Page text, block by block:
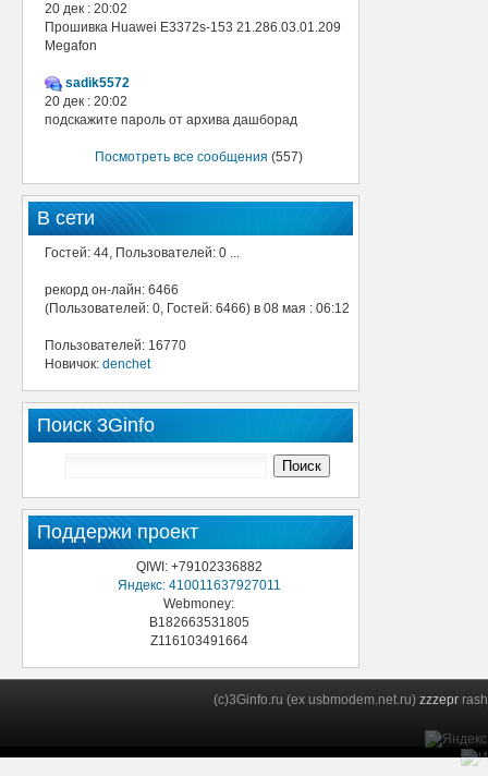
20 дек : 20:02
Прошивка Huawei E3372s-153 21.286.03.01.209
Megafon
sadik5572
20 дек : 20:02
подскажите пароль от архива дашборад
Посмотреть все сообщения (557)
В сети
Гостей: 44, Пользователей: 0 ...
рекорд он-лайн: 6466
(Пользователей: 0, Гостей: 6466) в 08 мая : 06:12
Пользователей: 16770
Новичок: denchet
Поиск 3Ginfo
Поддержи проект
QIWI: +79102336882
Яндекс: 410011637927011
Webmoney:
B182663531805
Z116103491664
(c)3Ginfo.ru (ex usbmodem.net.ru) zzzepr